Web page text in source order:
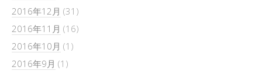
2016年12月 (31)
2016年11月 (16)
2016年10月 (1)
2016年9月 (1)